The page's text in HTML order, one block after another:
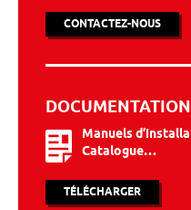
CONTACTEZ-NOUS
Manuels
Catalogue…
TÉLÉCHARGER